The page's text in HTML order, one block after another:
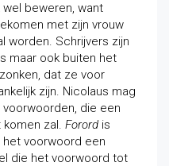
beweren, want
met zijn vrouw
worden. Schrijvers zijn
maar ook buiten het
dat ze voor
zijn. Nicolaus mag
die een
zal. Forord is
het voorwoord een
die het voorwoord tot